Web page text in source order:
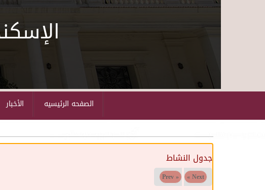
الأخبار الصفحه الرئيسيه
جدول النشاط
« Prev Next »